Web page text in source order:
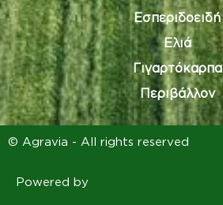
Εσπεριδοειδή
Ελιά
Γιγαρτόκαρπα
Περιβάλλον
© Agravia - All rights reserved
Powered by